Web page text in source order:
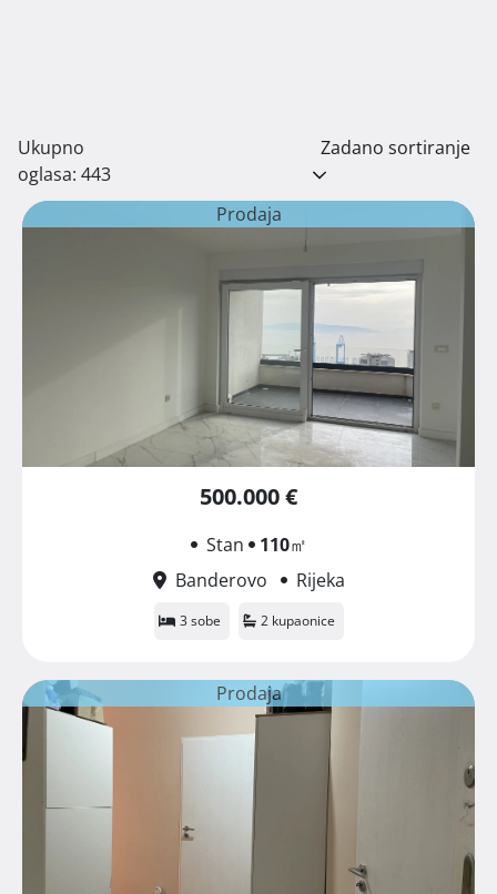
Ukupno
oglasa: 443
Zadano sortiranje
Prodaja
500.000 €
Stan 110㎡
Banderovo
Rijeka
3 sobe 2 kupaonice
Prodaja